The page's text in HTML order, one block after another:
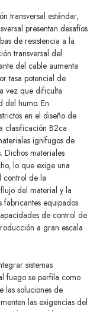
transversal estándar,
presentan desafíos
de resistencia a la
transversal del
del cable aumenta
tasa potencial de
vez que dificulta
del humo. En
en el diseño de
clasificación B2ca
ignífugos de
Dichos materiales
lo que exige una
control de la
del material y la
fabricantes equipados
de control de
a gran escala
sistemas
fuego se perfila como
las soluciones de
las exigencias del